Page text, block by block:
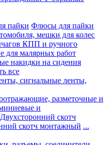
пайки Флюсы для пайки
мешки для колес
КПП и ручного
для малярных работ
накидки на сидения
все
сигнальные ленты,
разметочные и
и
Двухсторонний скотч
скотч монтажный ...